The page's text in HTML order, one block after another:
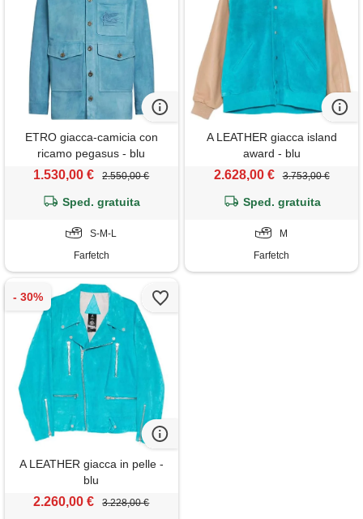
ETRO giacca-camicia con
ricamo pegasus - blu
1.530,00 € 2.550,00 €
Sped. gratuita
S-M-L
Farfetch
A LEATHER giacca island
award - blu
2.628,00 € 3.753,00 €
Sped. gratuita
M
Farfetch
A LEATHER giacca in pelle -
blu
2.260,00 € 3.228,00 €